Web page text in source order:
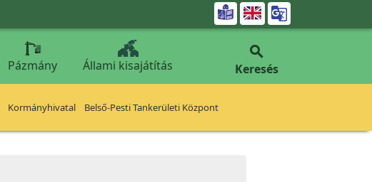

Pázmány Állami kisajátítás

Keresés
Kormányhivatal Belső-Pesti Tankerületi Központ